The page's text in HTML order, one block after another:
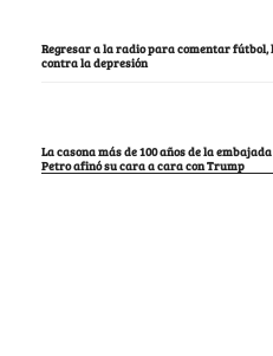
Regresar a la radio para comentar
contra la depresión
La casona más de 100 años de la
Petro afinó su cara a cara con Trump